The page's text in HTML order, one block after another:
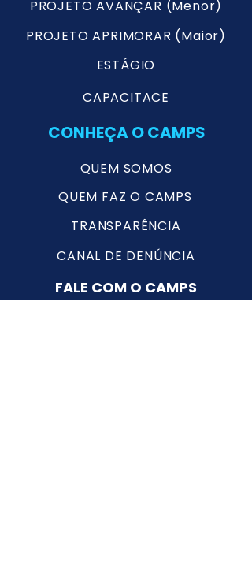
PROJETO AVANÇAR (Menor)
PROJETO APRIMORAR (Maior)
ESTÁGIO
CAPACITACE
CONHEÇA O CAMPS
QUEM SOMOS
QUEM FAZ O CAMPS
TRANSPARÊNCIA
CANAL DE DENÚNCIA
FALE COM O CAMPS